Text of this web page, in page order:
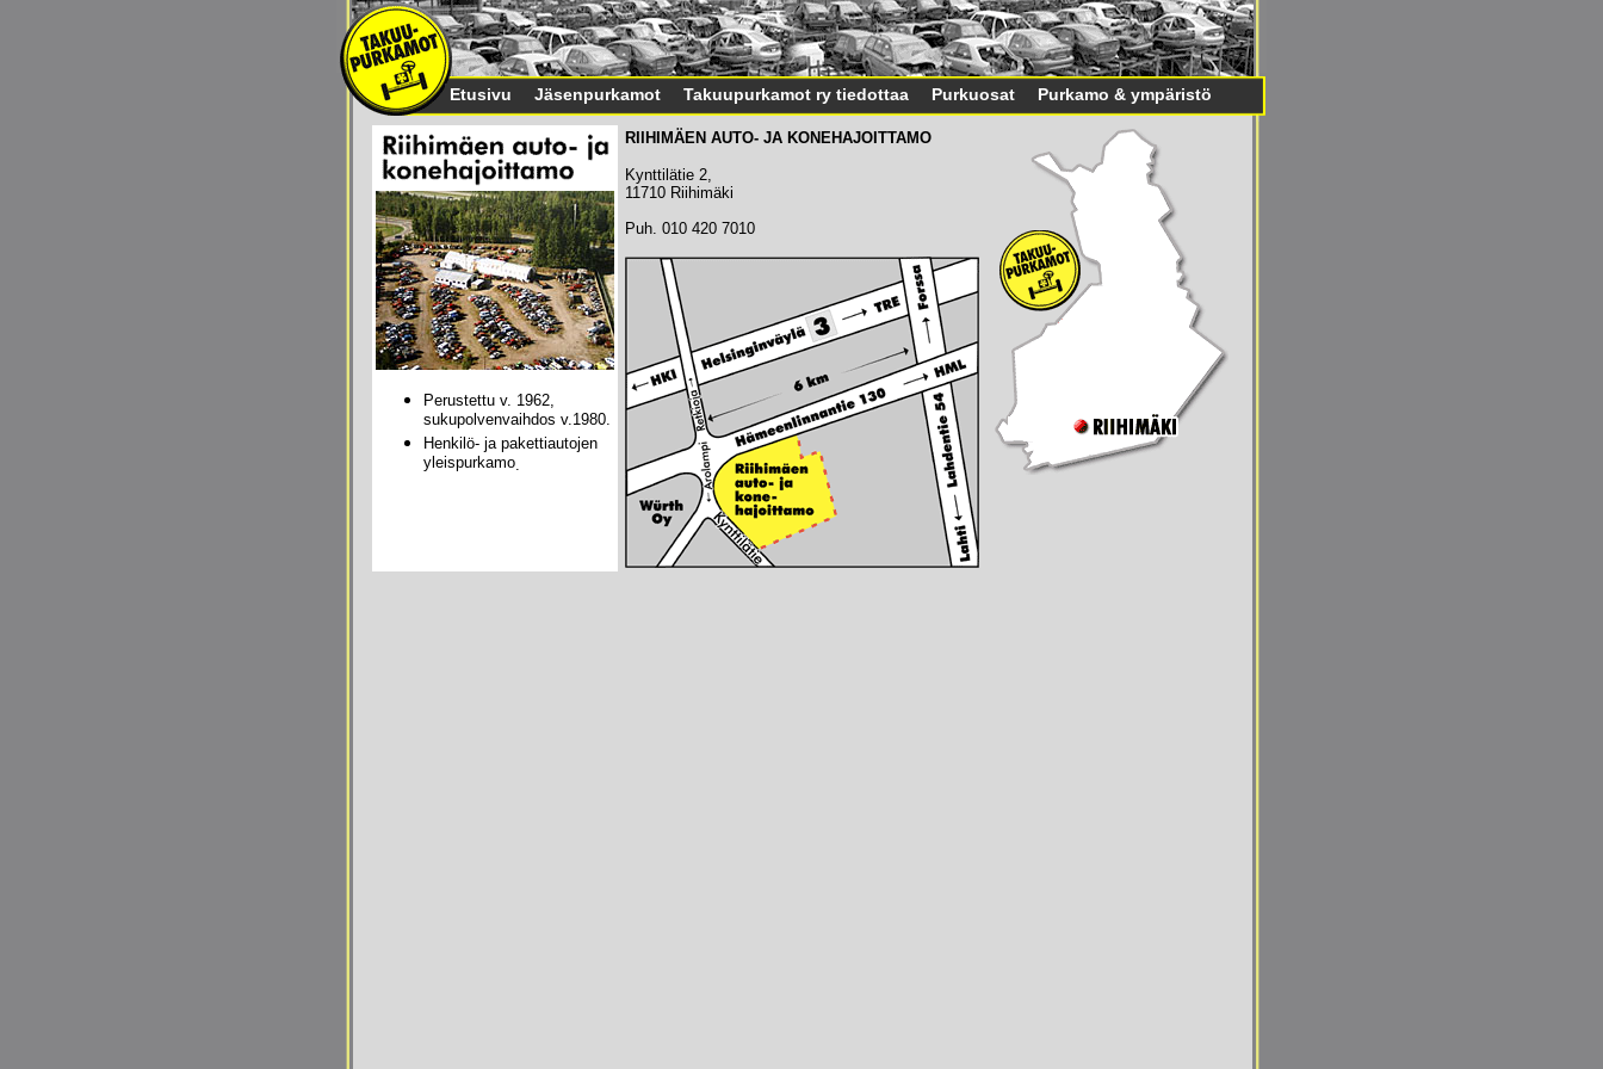
Etusivu Jäsenpurkamot Takuupurkamot ry tiedottaa Purkuosat Purkamo & ympäristö
Perustettu v. 1962,
sukupolvenvaihdos v.1980.
Henkilö- ja pakettiautojen
yleispurkamo.
RIIHIMÄEN AUTO- JA KONEHAJOITTAMO
Kynttilätie 2,
11710 Riihimäki
Puh. 010 420 7010